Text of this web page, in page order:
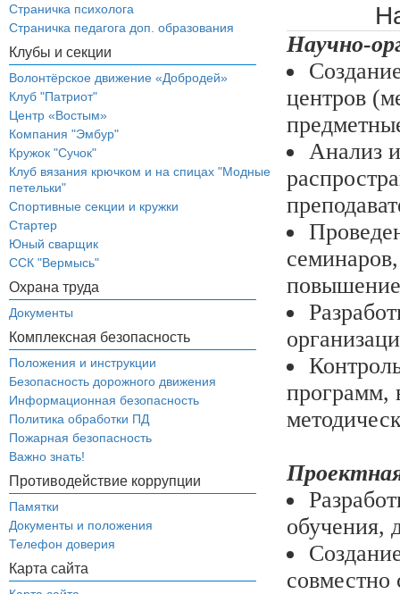
Страничка психолога
Страничка педагога доп. образования
Клубы и секции
Волонтёрское движение «Добродей»
Клуб "Патриот"
Центр «Востым»
Компания "Эмбур"
Кружок "Сучок"
Клуб вязания крючком и на спицах "Модные
петельки"
Спортивные секции и кружки
Стартер
Юный сварщик
ССК "Вермысь"
Охрана труда
Документы
Комплексная безопасность
Положения и инструкции
Безопасность дорожного движения
Информационная безопасность
Политика обработки ПД
Пожарная безопасность
Важно знать!
Противодействие коррупции
Памятки
Документы и положения
Телефон доверия
Карта сайта
Научно-
центров
Анализ
программ,
обучения,